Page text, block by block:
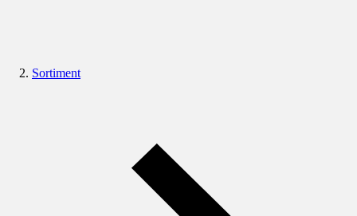
Sortiment